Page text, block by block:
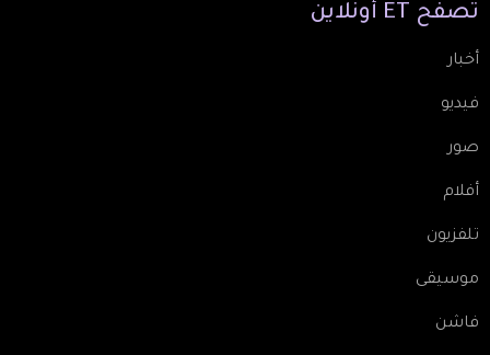
تصفّح ET أونلاين
أخبار
فيديو
صور
أفلام
تلفزيون
موسيقى
فاشن